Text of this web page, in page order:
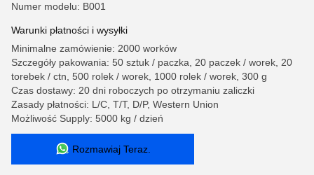
Numer modelu: B001
Warunki płatności i wysyłki
Minimalne zamówienie: 2000 worków
Szczegóły pakowania: 50 sztuk / paczka, 20 paczek / worek, 20
torebek / ctn, 500 rolek / worek, 1000 rolek / worek, 300 g
Czas dostawy: 20 dni roboczych po otrzymaniu zaliczki
Zasady płatności: L/C, T/T, D/P, Western Union
Możliwość Supply: 5000 kg / dzień
Rozmawiaj Teraz.